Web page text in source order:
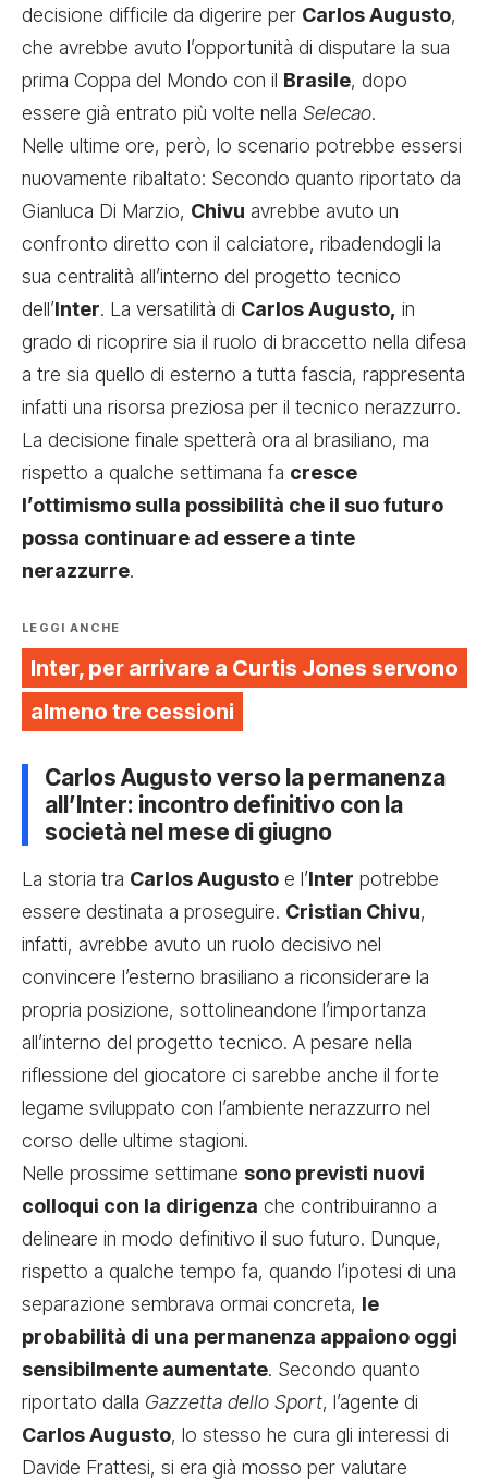
decisione difficile da digerire per Carlos Augusto,
che avrebbe avuto l’opportunità di disputare la sua
prima Coppa del Mondo con il Brasile, dopo
essere già entrato più volte nella Selecao.
Nelle ultime ore, però, lo scenario potrebbe essersi
nuovamente ribaltato: Secondo quanto riportato da
Gianluca Di Marzio, Chivu avrebbe avuto un
confronto diretto con il calciatore, ribadendogli la
sua centralità all’interno del progetto tecnico
dell’Inter. La versatilità di Carlos Augusto, in
grado di ricoprire sia il ruolo di braccetto nella difesa
a tre sia quello di esterno a tutta fascia, rappresenta
infatti una risorsa preziosa per il tecnico nerazzurro.
La decisione finale spetterà ora al brasiliano, ma
rispetto a qualche settimana fa cresce
l’ottimismo sulla possibilità che il suo futuro
possa continuare ad essere a tinte
nerazzurre.
LEGGI ANCHE
Inter, per arrivare a Curtis Jones servono
almeno tre cessioni
Carlos Augusto verso la permanenza
all’Inter: incontro definitivo con la
società nel mese di giugno
La storia tra Carlos Augusto e l’Inter potrebbe
essere destinata a proseguire. Cristian Chivu,
infatti, avrebbe avuto un ruolo decisivo nel
convincere l’esterno brasiliano a riconsiderare la
propria posizione, sottolineandone l’importanza
all’interno del progetto tecnico. A pesare nella
riflessione del giocatore ci sarebbe anche il forte
legame sviluppato con l’ambiente nerazzurro nel
corso delle ultime stagioni.
Nelle prossime settimane sono previsti nuovi
colloqui con la dirigenza che contribuiranno a
delineare in modo definitivo il suo futuro. Dunque,
rispetto a qualche tempo fa, quando l’ipotesi di una
separazione sembrava ormai concreta, le
probabilità di una permanenza appaiono oggi
sensibilmente aumentate. Secondo quanto
riportato dalla Gazzetta dello Sport, l’agente di
Carlos Augusto, lo stesso he cura gli interessi di
Davide Frattesi, si era già mosso per valutare